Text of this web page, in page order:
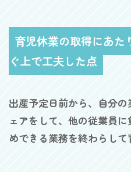
育児休業の取得にあた
ぐ上で工夫した点
出産予定日前から、自分
ェアをして、他の従業員
めできる業務を終わらして